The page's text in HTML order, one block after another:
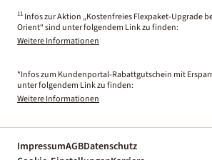
11 Infos zur Aktion „Kostenfreies Flexpaket-Upgrade
Orient“ sind unter folgendem Link zu finden:
Weitere Informationen
*Infos zum Kundenportal-Rabattgutschein mit
unter folgendem Link zu finden:
Weitere Informationen
ImpressumAGBDatenschutz